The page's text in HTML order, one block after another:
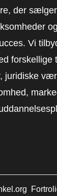
der
Vi
juridiske